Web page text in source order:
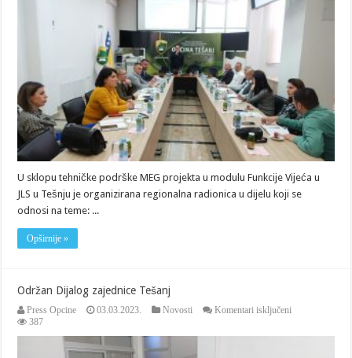
U sklopu tehničke podrške MEG projekta u modulu Funkcije Vijeća u
JLS u Tešnju je organizirana regionalna radionica u dijelu koji se
odnosi na teme: ...
Opširnije »
Održan Dijalog zajednice Tešanj
Press Opcine 03.03.2023. Novosti Komentari isključeni
387